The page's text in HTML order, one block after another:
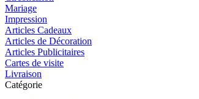
Mariage
Impression
Articles Cadeaux
Articles de Décoration
Articles Publicitaires
Cartes de visite
Livraison
Catégorie